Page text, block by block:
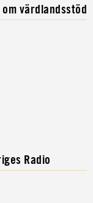
värdlandsstöd
Radio